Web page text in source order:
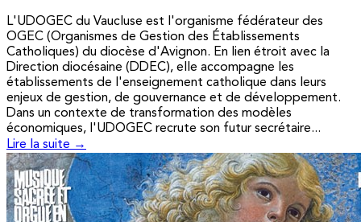
L'UDOGEC du Vaucluse est l'organisme fédérateur des
OGEC (Organismes de Gestion des Établissements
Catholiques) du diocèse d'Avignon. En lien étroit avec la
Direction diocésaine (DDEC), elle accompagne les
établissements de l'enseignement catholique dans leurs
enjeux de gestion, de gouvernance et de développement.
Dans un contexte de transformation des modèles
économiques, l'UDOGEC recrute son futur secrétaire...
Lire la suite →